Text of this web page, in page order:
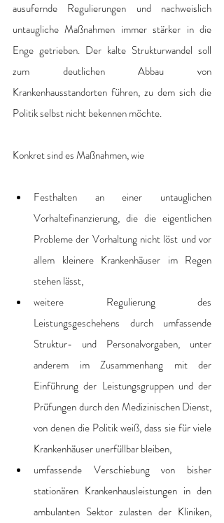
ausufernde Regulierungen und nachweislich
untaugliche Maßnahmen immer stärker in die
Enge getrieben. Der kalte Strukturwandel soll
zum deutlichen Abbau von
Krankenhausstandorten führen, zu dem sich die
Politik selbst nicht bekennen möchte.
Konkret sind es Maßnahmen, wie
Festhalten an einer untauglichen
Vorhaltefinanzierung, die die eigentlichen
Probleme der Vorhaltung nicht löst und vor
allem kleinere Krankenhäuser im Regen
stehen lässt,
weitere Regulierung des
Leistungsgeschehens durch umfassende
Struktur- und Personalvorgaben, unter
anderem im Zusammenhang mit der
Einführung der Leistungsgruppen und der
Prüfungen durch den Medizinischen Dienst,
von denen die Politik weiß, dass sie für viele
Krankenhäuser unerfüllbar bleiben,
umfassende Verschiebung von bisher
stationären Krankenhausleistungen in den
ambulanten Sektor zulasten der Kliniken,